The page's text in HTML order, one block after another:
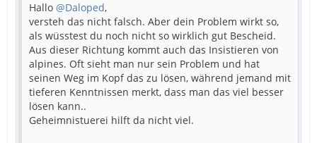
Hallo @Daloped,
versteh das nicht falsch. Aber dein Problem wirkt so,
als wüsstest du noch nicht so wirklich gut Bescheid.
Aus dieser Richtung kommt auch das Insistieren von
alpines. Oft sieht man nur sein Problem und hat
seinen Weg im Kopf das zu lösen, während jemand mit
tieferen Kenntnissen merkt, dass man das viel besser
lösen kann..
Geheimnistuerei hilft da nicht viel.